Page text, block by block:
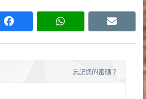
facebook whatsapp email
忘記您的密碼？